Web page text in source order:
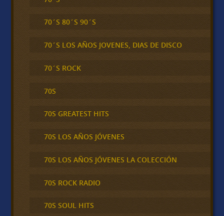
70´S 80´S 90´S
70´S LOS AÑOS JOVENES, DIAS DE DISCO
70´S ROCK
70S
70S GREATEST HITS
70S LOS AÑOS JÓVENES
70S LOS AÑOS JÓVENES LA COLECCIÓN
70S ROCK RADIO
70S SOUL HITS